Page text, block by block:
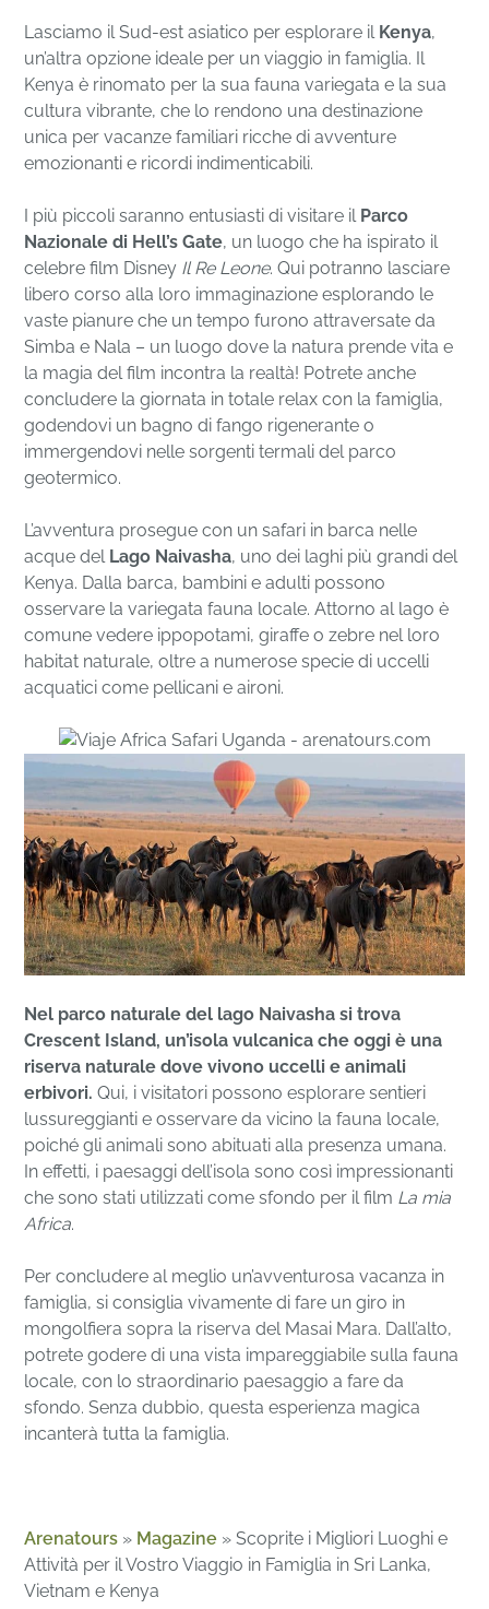
Lasciamo il Sud-est asiatico per esplorare il Kenya,
un’altra opzione ideale per un viaggio in famiglia. Il
Kenya è rinomato per la sua fauna variegata e la sua
cultura vibrante, che lo rendono una destinazione
unica per vacanze familiari ricche di avventure
emozionanti e ricordi indimenticabili.
I più piccoli saranno entusiasti di visitare il Parco
Nazionale di Hell’s Gate, un luogo che ha ispirato il
celebre film Disney Il Re Leone. Qui potranno lasciare
libero corso alla loro immaginazione esplorando le
vaste pianure che un tempo furono attraversate da
Simba e Nala – un luogo dove la natura prende vita e
la magia del film incontra la realtà! Potrete anche
concludere la giornata in totale relax con la famiglia,
godendovi un bagno di fango rigenerante o
immergendovi nelle sorgenti termali del parco
geotermico.
L’avventura prosegue con un safari in barca nelle
acque del Lago Naivasha, uno dei laghi più grandi del
Kenya. Dalla barca, bambini e adulti possono
osservare la variegata fauna locale. Attorno al lago è
comune vedere ippopotami, giraffe o zebre nel loro
habitat naturale, oltre a numerose specie di uccelli
acquatici come pellicani e aironi.
Nel parco naturale del lago Naivasha si trova
Crescent Island, un’isola vulcanica che oggi è una
riserva naturale dove vivono uccelli e animali
erbivori. Qui, i visitatori possono esplorare sentieri
lussureggianti e osservare da vicino la fauna locale,
poiché gli animali sono abituati alla presenza umana.
In effetti, i paesaggi dell’isola sono così impressionanti
che sono stati utilizzati come sfondo per il film La mia
Africa.
Per concludere al meglio un’avventurosa vacanza in
famiglia, si consiglia vivamente di fare un giro in
mongolfiera sopra la riserva del Masai Mara. Dall’alto,
potrete godere di una vista impareggiabile sulla fauna
locale, con lo straordinario paesaggio a fare da
sfondo. Senza dubbio, questa esperienza magica
incanterà tutta la famiglia.
Arenatours » Magazine »Scoprite i Migliori Luoghi e
Attività per il Vostro Viaggio in Famiglia in Sri Lanka,
Vietnam e Kenya